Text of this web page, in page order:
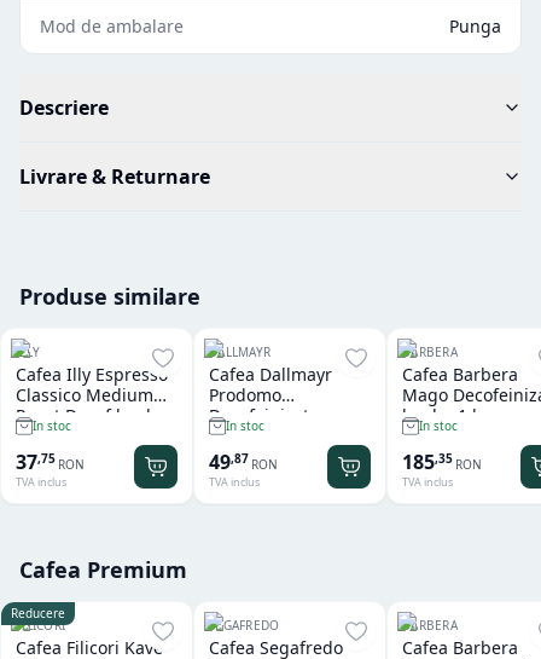
Mod de ambalare Punga
Descriere
Livrare & Returnare
Produse similare
ILLY
Cafea Illy Espresso
Classico Medium
Roast Decaf boabe
250 gr
In stoc
37,75 RON
TVA inclus
DALLMAYR
Cafea Dallmayr
Prodomo
Decofeinizata
boabe 500 gr
In stoc
49,87 RON
TVA inclus
BARBERA
Cafea Barbera
Mago
boabe 1 kg
In stoc
185,35 RON
TVA inclus
Cafea Premium
Reducere
FILICORI
Cafea Filicori Kave
SEGAFREDO
Cafea Segafredo
BARBERA
Cafea Barbera